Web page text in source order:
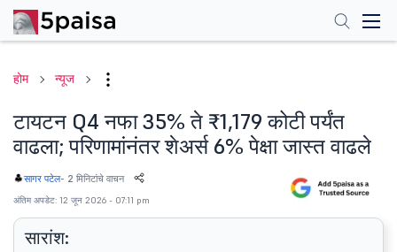
होम न्यूज
टायटन Q4 नफा 35% ते ₹1,179 कोटी पर्यंत
वाढला; परिणामांनंतर शेअर्स 6% पेक्षा जास्त वाढले
सागर पटेल- 2 मिनिटांचे वाचन
अंतिम अपडेट: 12 जून 2026 - 07:11 pm
सारांश: